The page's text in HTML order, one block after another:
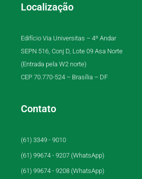
Localização
Edifício Via Universitas – 4º Andar
SEPN 516, Conj D, Lote 09 Asa Norte
(Entrada pela W2 norte)
CEP 70.770-524 – Brasília – DF
Contato
(61) 3349 - 9010
(61) 99674 - 9207 (WhatsApp)
(61) 99674 - 9208 (WhatsApp)